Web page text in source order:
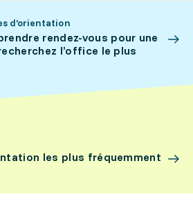
d’orientation
rendez-vous pour une
l’office le plus
les plus fréquemment